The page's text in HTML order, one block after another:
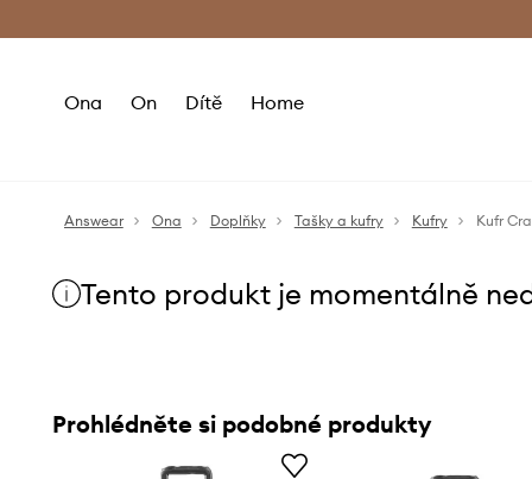
Doručení a
Ona On Dítě Home
Answear Ona Doplňky Tašky a kufry Kufry Kufr
Tento produkt je momentálně
Prohlédněte si podobné produkty